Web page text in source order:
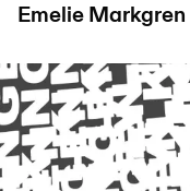
Emelie Markgren